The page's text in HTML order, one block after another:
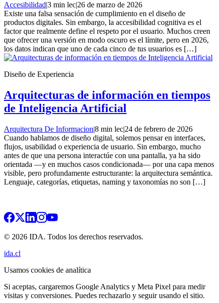
Accesibilidad|3 min lec|26 de marzo de 2026
Existe una falsa sensación de cumplimiento en el diseño de
productos digitales. Sin embargo, la accesibilidad cognitiva es el
factor que realmente define el respeto por el usuario. Muchos creen
que ofrecer una versión en modo oscuro es el límite, pero en 2026,
los datos indican que uno de cada cinco de tus usuarios es […]
Diseño de Experiencia
Arquitecturas de información en tiempos
de Inteligencia Artificial
Arquitectura De Informacion|8 min lec|24 de febrero de 2026
Cuando hablamos de diseño digital, solemos pensar en interfaces,
flujos, usabilidad o experiencia de usuario. Sin embargo, mucho
antes de que una persona interactúe con una pantalla, ya ha sido
orientada —y en muchos casos condicionada— por una capa menos
visible, pero profundamente estructurante: la arquitectura semántica.
Lenguaje, categorías, etiquetas, naming y taxonomías no son […]
© 2026 IDA. Todos los derechos reservados.
ida.cl
Usamos cookies de analítica
Si aceptas, cargaremos Google Analytics y Meta Pixel para medir
visitas y conversiones. Puedes rechazarlo y seguir usando el sitio.